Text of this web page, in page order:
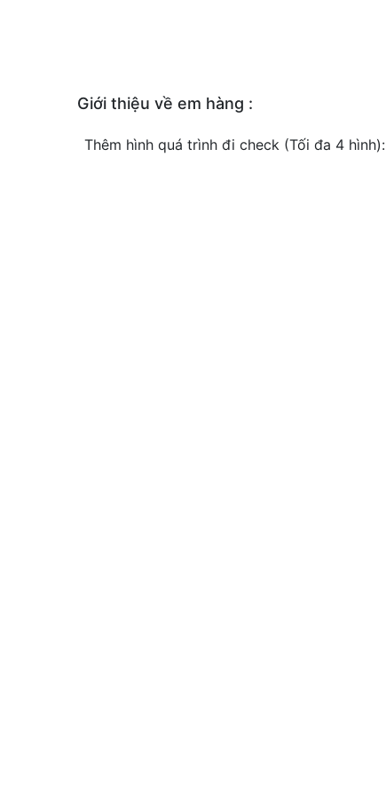
Giới thiệu về em hàng :
Thêm hình quá trình đi check (Tối đa 4 hình):